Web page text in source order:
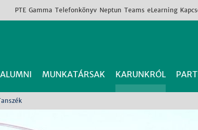
PTE Gamma Telefonkönyv Neptun Teams eLearning
ALUMNI MUNKATÁRSAK KARUNKRÓL